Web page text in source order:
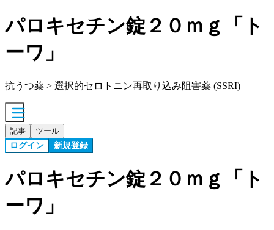
パロキセチン錠２０ｍｇ「ト
ーワ」
抗うつ薬 > 選択的セロトニン再取り込み阻害薬 (SSRI)
記事 ツール
ログイン 新規登録
パロキセチン錠２０ｍｇ「ト
ーワ」